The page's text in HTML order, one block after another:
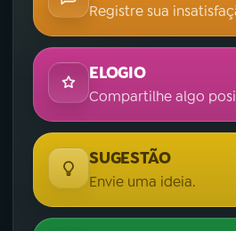
Registre sua
ELOGIO
Compartilhe algo
SUGESTÃO
Envie uma ideia.